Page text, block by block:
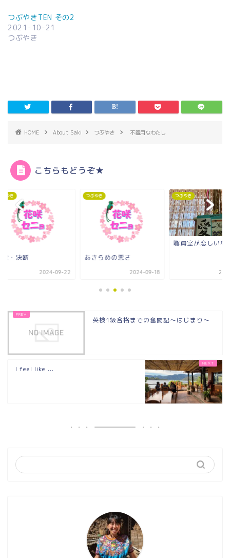
つぶやきTEN その2
2021-10-21
つぶやき
HOME About Saki つぶやき 不器用なわたし
こちらもどうぞ★
・決断
2024-09-22
つぶやき
あきらめの悪さ
2024-09-18
つぶやき
職員室が恋しいな。
2021-
英検1級合格までの奮闘記～はじまり～
I feel like ...